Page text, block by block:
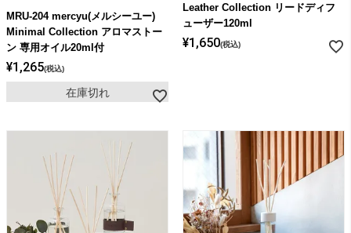
MRU-204 mercyu(メルシーユー)
Minimal Collection アロマストー
ン 専用オイル20ml付
¥1,265 税込
在庫切れ
Leather Collection リードディフ
ューザー120ml
¥1,650 税込